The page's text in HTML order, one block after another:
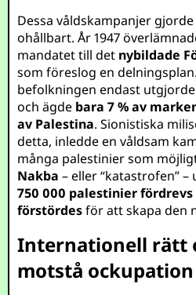
Dessa våldskampanjer
ohållbart. År 1947
mandatet till det nybildade
som föreslog en
befolkningen endast
och ägde bara 7 % av
av Palestina. Sionistiska
detta, inledde en våldsam
många palestinier som
Nakba – eller “katastrofen” –
750 000 palestinier fördrevs
förstördesför att skapa den
Internationell rätt
motstå ockupation